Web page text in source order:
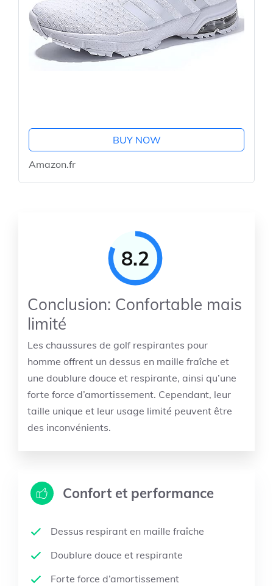
BUY NOW
Amazon.fr
8.2
Conclusion: Confortable mais
limité
Les chaussures de golf respirantes pour
homme offrent un dessus en maille fraîche et
une doublure douce et respirante, ainsi qu’une
forte force d’amortissement. Cependant, leur
taille unique et leur usage limité peuvent être
des inconvénients.
Confort et performance
Dessus respirant en maille fraîche
Doublure douce et respirante
Forte force d’amortissement